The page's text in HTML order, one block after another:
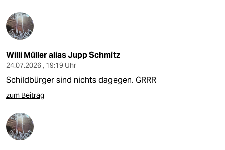
Willi Müller alias Jupp Schmitz
24.07.2026 , 19:19 Uhr
Schildbürger sind nichts dagegen. GRRR
zum Beitrag